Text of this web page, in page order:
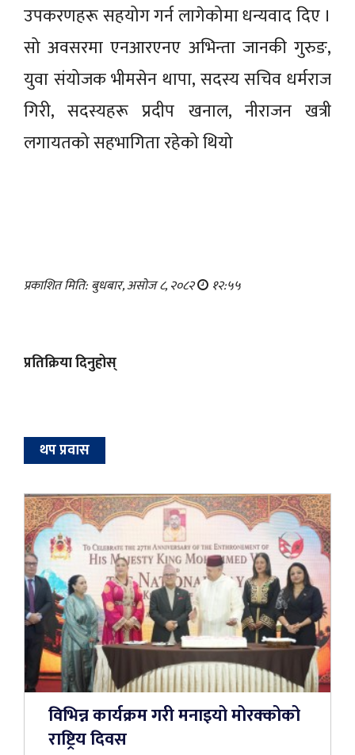
उपकरणहरू सहयोग गर्न लागेकोमा धन्यवाद दिए ।
सो अवसरमा एनआरएनए अभिन्ता जानकी गुरुङ,
युवा संयोजक भीमसेन थापा, सदस्य सचिव धर्मराज
गिरी, सदस्यहरू प्रदीप खनाल, नीराजन खत्री
लगायतको सहभागिता रहेको थियो
प्रकाशित मिति: बुधबार, असोज ८, २०८२ १२:५५
प्रतिक्रिया दिनुहोस्
थप प्रवास
विभिन्न कार्यक्रम गरी मनाइयो मोरक्कोको
राष्ट्रिय दिवस